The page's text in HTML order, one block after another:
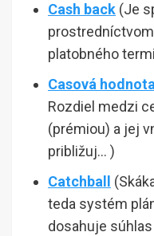
Cash back (Je
platobného
Casová
Rozdiel medzi
(prémiou) a jej
približuj… )
Catchball
teda systém
dosahuje